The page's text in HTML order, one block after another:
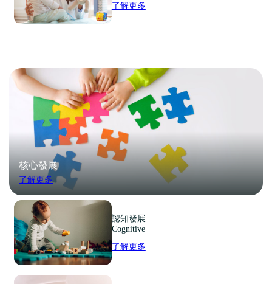
了解更多
核心發展
了解更多
認知發展
Cognitive
了解更多